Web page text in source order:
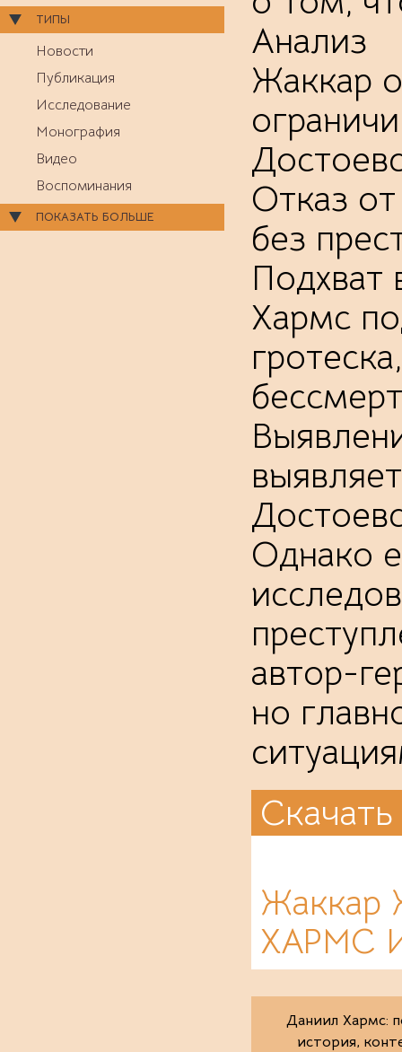
ТИПЫ
Новости
Публикация
Исследование
Монография
Видео
Воспоминания
ПОКАЗАТЬ БОЛЬШЕ
Анализ
Жаккар
Отказ
без
Хармс
Однако
автор-
но
Скачать
ХАРМС
Даниил Хармс:
история,